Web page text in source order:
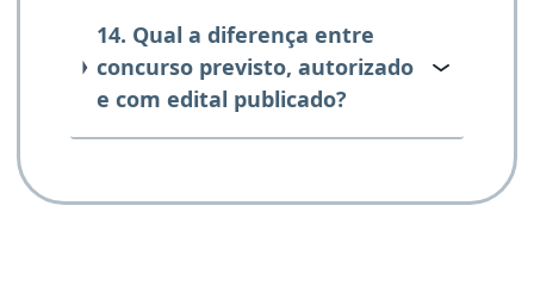
14. Qual a diferença entre
concurso previsto, autorizado
e com edital publicado?